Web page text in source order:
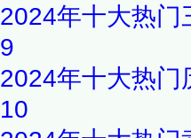
2024年十大热门
9
2024年十大热门
10